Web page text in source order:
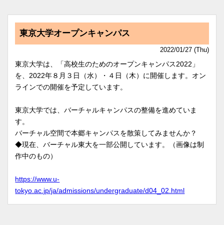
東京大学オープンキャンパス
2022/01/27 (Thu)
東京大学は、「高校生のためのオープンキャンパス2022」
を、2022年８月３日（水）・４日（木）に開催します。オン
ラインでの開催を予定しています。
東京大学では、バーチャルキャンパスの整備を進めていま
す。
バーチャル空間で本郷キャンパスを散策してみませんか？
◆現在、バーチャル東大を一部公開しています。（画像は制
作中のもの）
https://www.u-
tokyo.ac.jp/ja/admissions/undergraduate/d04_02.html